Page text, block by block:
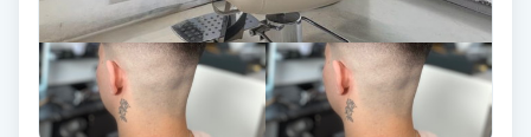
Kinesiologi
Kinesisk medicin